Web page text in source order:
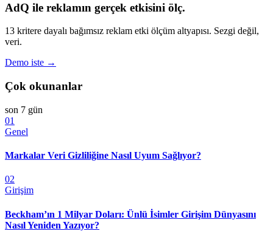
AdQ ile reklamın gerçek etkisini ölç.
13 kritere dayalı bağımsız reklam etki ölçüm altyapısı. Sezgi değil,
veri.
Demo iste →
Çok okunanlar
son 7 gün
01
Genel
Markalar Veri Gizliliğine Nasıl Uyum Sağlıyor?
02
Girişim
Beckham’ın 1 Milyar Doları: Ünlü İsimler Girişim Dünyasını
Nasıl Yeniden Yazıyor?